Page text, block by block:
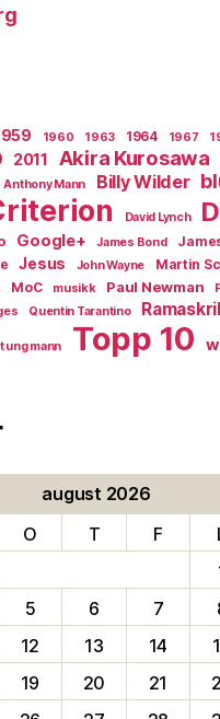
1960 1963 1964 1967
2011 Akira Kurosawa
Anthony Mann Billy Wilder
David Lynch
Google+ James Bond
Jesus John Wayne
Martin
MoC musikk Paul Newman
Quentin Tarantino
ung mann Topp 10
august 2026
O T F
5 6 7
12 13 14
19 20 21